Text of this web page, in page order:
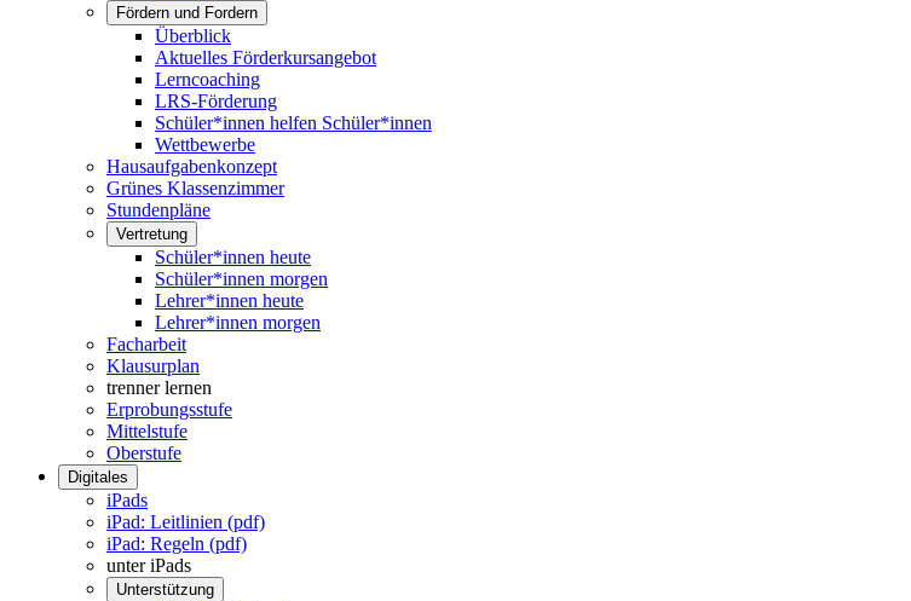
Fördern und Fordern
Überblick
Aktuelles Förderkursangebot
Lerncoaching
LRS-Förderung
Schüler*innen helfen Schüler*innen
Wettbewerbe
Hausaufgabenkonzept
Grünes Klassenzimmer
Stundenpläne
Vertretung
Schüler*innen heute
Schüler*innen morgen
Lehrer*innen heute
Lehrer*innen morgen
Facharbeit
Klausurplan
trenner lernen
Erprobungsstufe
Mittelstufe
Oberstufe
Digitales
iPads
iPad: Leitlinien (pdf)
iPad: Regeln (pdf)
unter iPads
Unterstützung